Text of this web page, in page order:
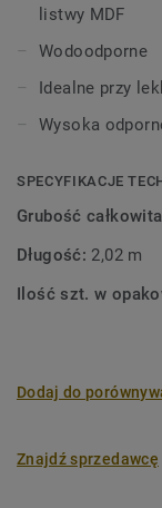
listwy MDF
Wodoodporne
Idealne przy
Wysoka
SPECYFIKACJE
Grubość
Długość: 2,02 m
Ilość szt. w
Dodaj do
Znajdź sprzedawcę